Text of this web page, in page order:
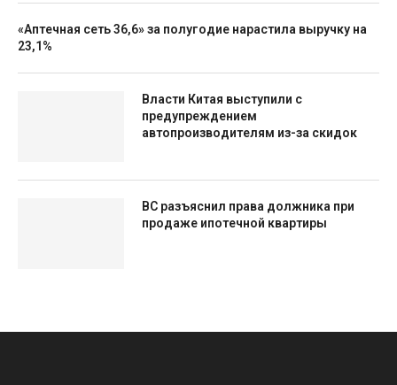
«Аптечная сеть 36,6» за полугодие нарастила выручку на
23,1%
Власти Китая выступили с
предупреждением
автопроизводителям из-за скидок
ВС разъяснил права должника при
продаже ипотечной квартиры